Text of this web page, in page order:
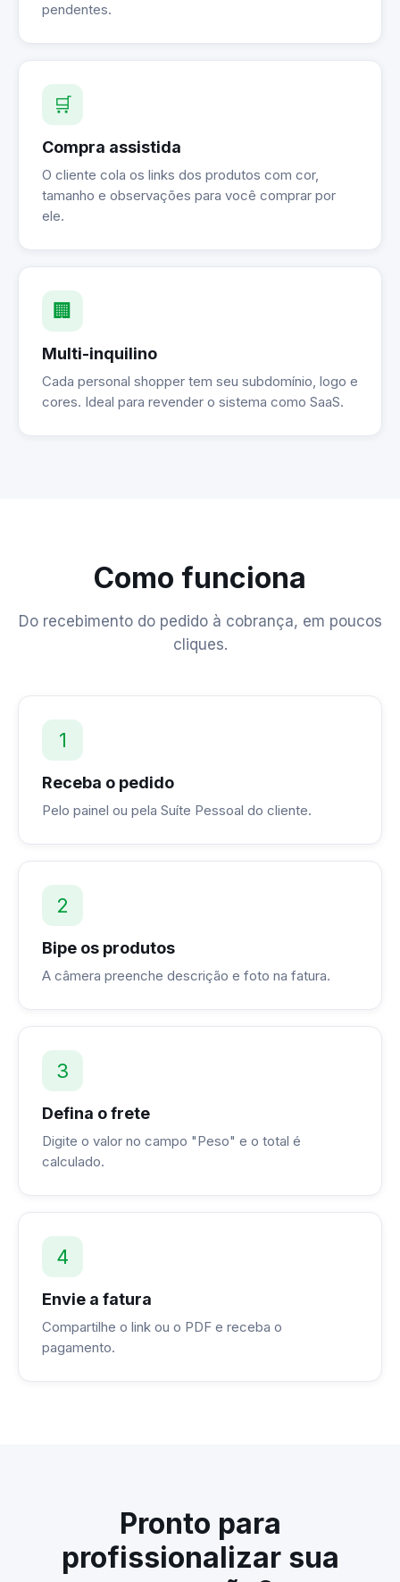
pendentes.
🛒
Compra assistida
O cliente cola os links dos produtos com cor,
tamanho e observações para você comprar por
ele.
🏢
Multi-inquilino
Cada personal shopper tem seu subdomínio, logo e
cores. Ideal para revender o sistema como SaaS.
Como funciona
Do recebimento do pedido à cobrança, em poucos
cliques.
1
Receba o pedido
Pelo painel ou pela Suíte Pessoal do cliente.
2
Bipe os produtos
A câmera preenche descrição e foto na fatura.
3
Defina o frete
Digite o valor no campo "Peso" e o total é
calculado.
4
Envie a fatura
Compartilhe o link ou o PDF e receba o
pagamento.
Pronto para
profissionalizar sua